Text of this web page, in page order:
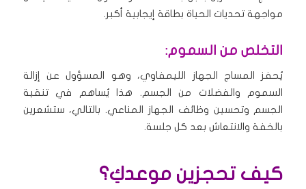
مواجهة تحديات الحياة بطاقة إيجابية أكبر.
التخلص من السموم:
يُحفز المساج الجهاز الليمفاوي، وهو المسؤول عن إزالة
السموم والفضلات من الجسم. هذا يُساهم في تنقية
الجسم وتحسين وظائف الجهاز المناعي. بالتالي، ستشعرين
بالخفة والانتعاش بعد كل جلسة.
كيف تحجزين موعدكِ؟